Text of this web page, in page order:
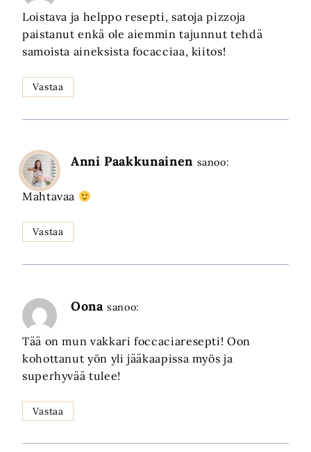
Loistava ja helppo resepti, satoja pizzoja
paistanut enkä ole aiemmin tajunnut tehdä
samoista aineksista focacciaa, kiitos!
Vastaa
Anni Paakkunainen sanoo:
Mahtavaa
Vastaa
Oona sanoo:
Tää on mun vakkari foccaciaresepti! Oon
kohottanut yön yli jääkaapissa myös ja
superhyvää tulee!
Vastaa